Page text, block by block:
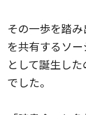
その一歩を踏
を共有するソ
として誕生し
でした。